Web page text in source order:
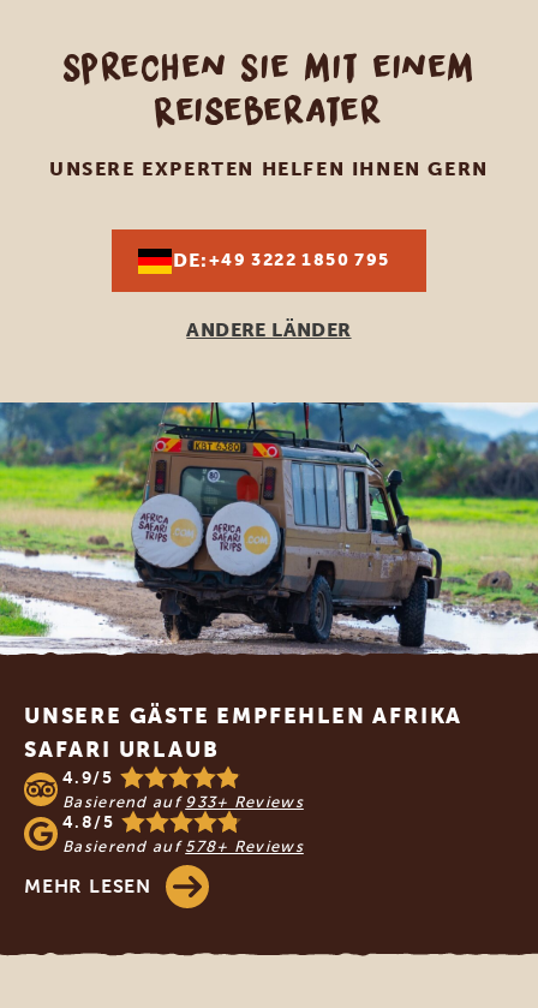
Sprechen Sie mit einem
Reiseberater
UNSERE EXPERTEN HELFEN IHNEN GERN
DE:+49 3222 1850 795
ANDERE LÄNDER
UNSERE GÄSTE EMPFEHLEN AFRIKA
SAFARI URLAUB
4.9/5
Basierend auf 933+ Reviews
4.8/5
Basierend auf 578+ Reviews
MEHR LESEN